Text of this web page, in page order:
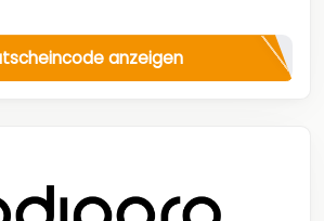
anzeigen